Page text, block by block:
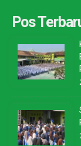
Pos